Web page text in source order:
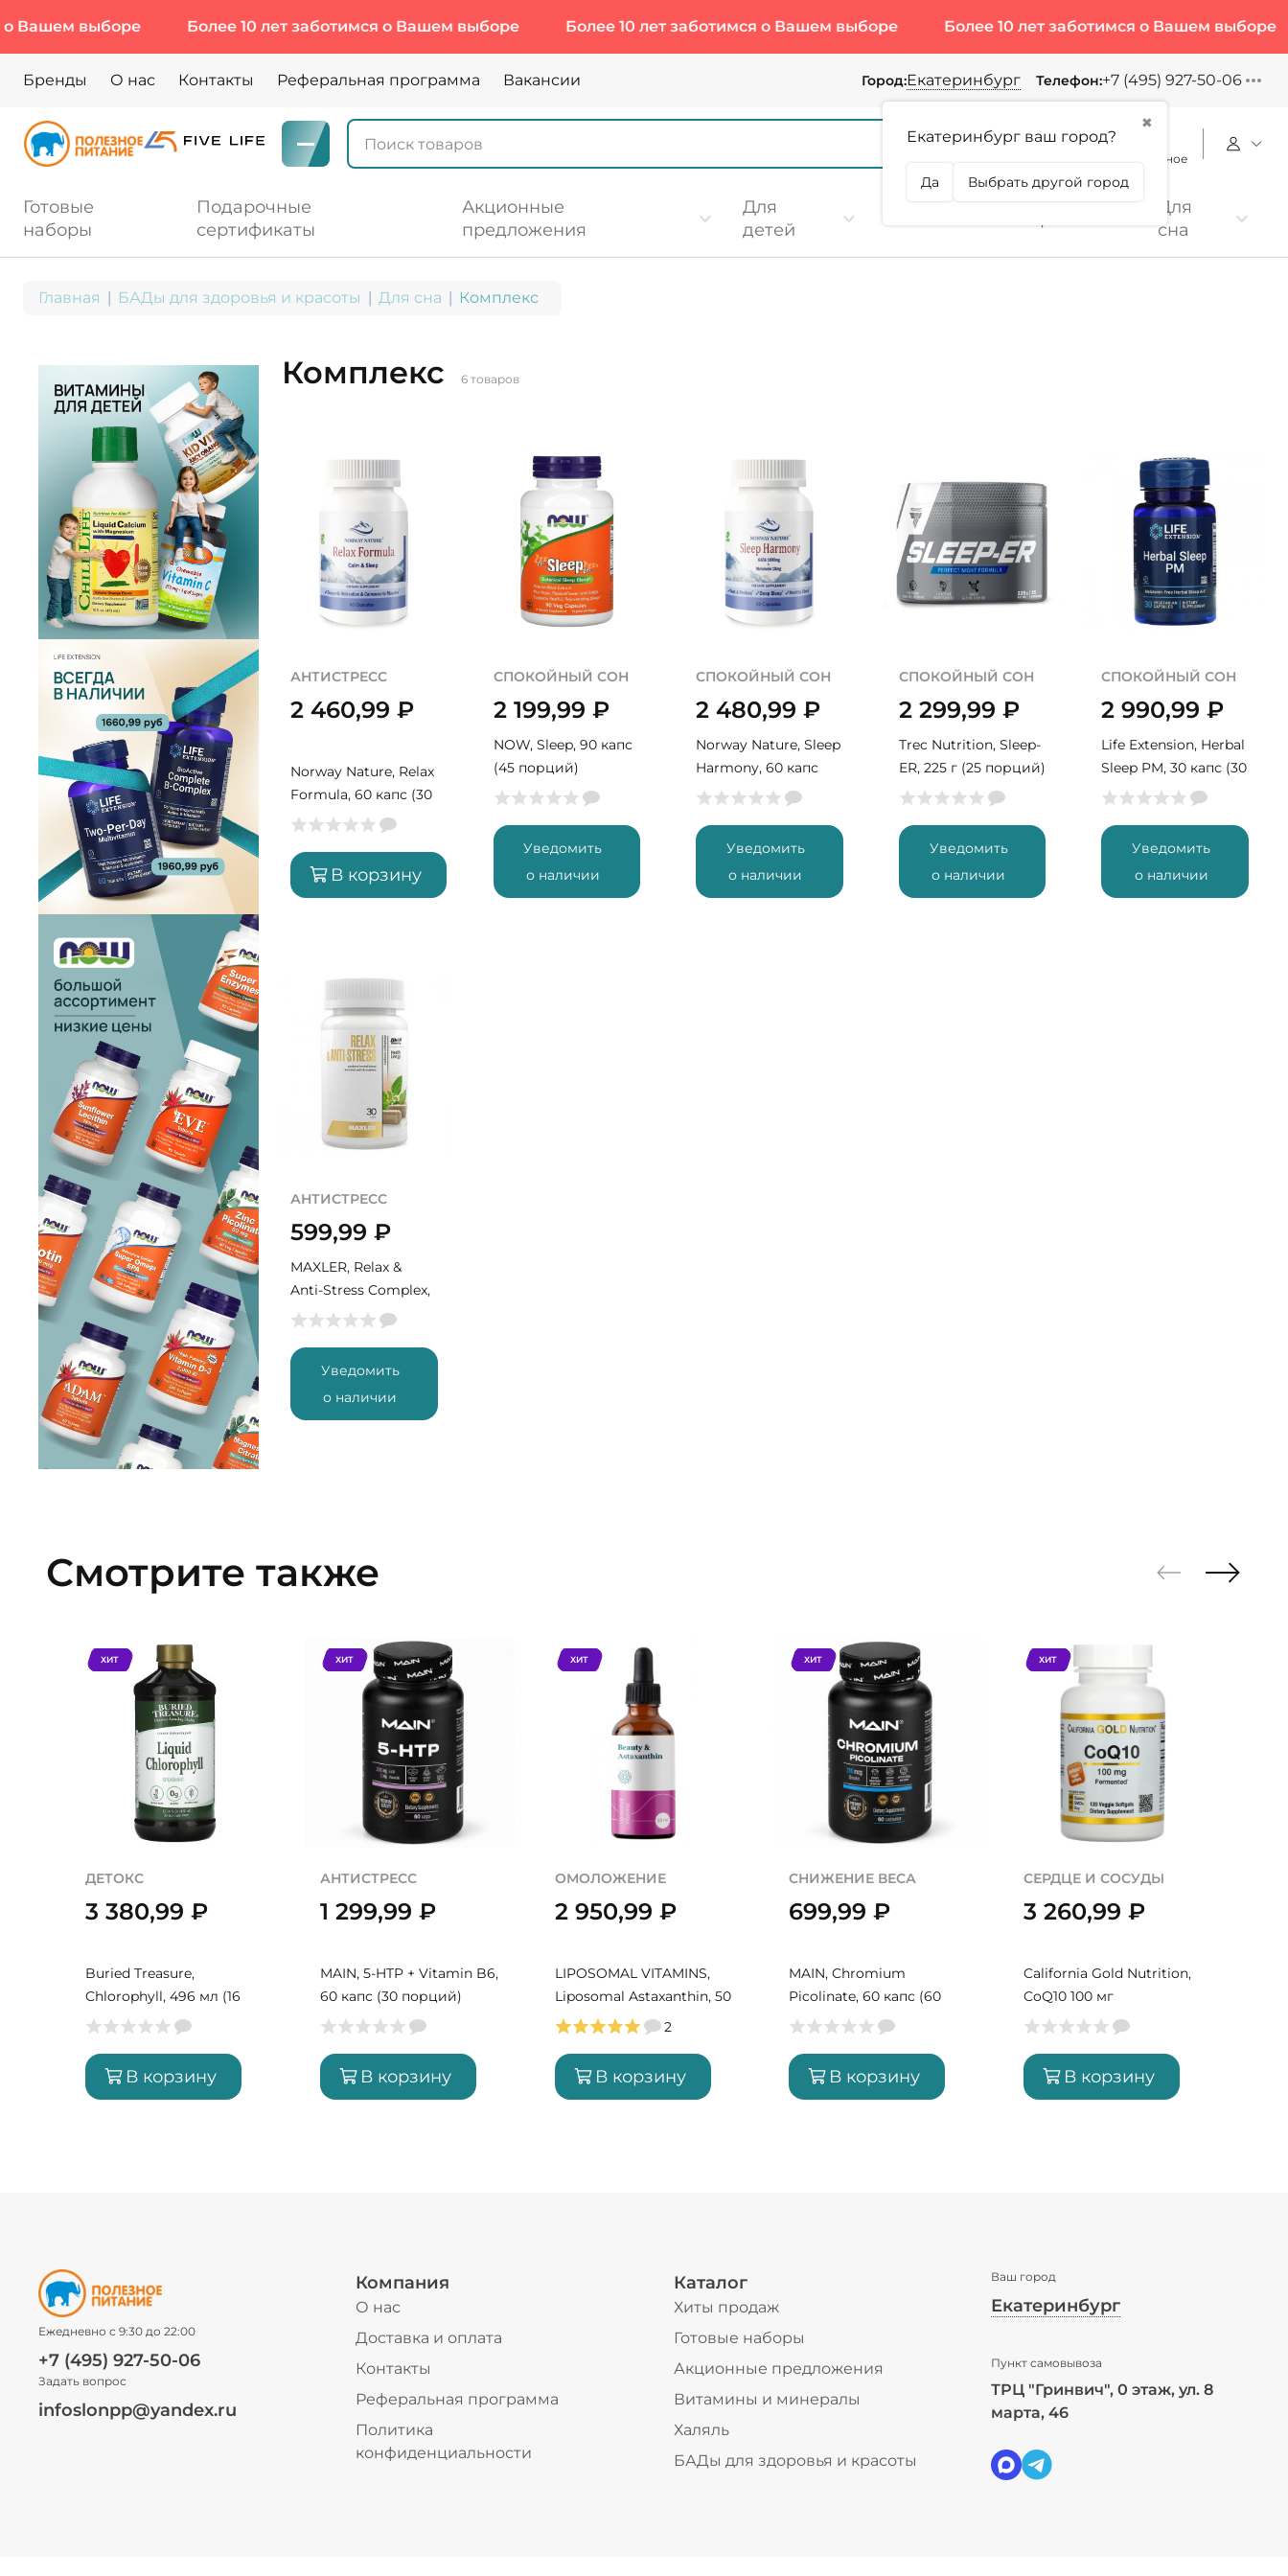
выборе Более 10 лет заботимся о Вашем выборе Более 10 лет заботимся о Вашем выборе Более 10 лет заботимся о Вашем выборе
Бренды О нас Контакты Реферальная программа Вакансии Город:Екатеринбург
✖
Екатеринбург ваш город?
Да Выбрать другой город
Телефон:+7 (495) 927-50-06
Избранное
Готовые
наборы
Подарочные
сертификаты
Акционные
предложения
Для
детей
Для
сна
Главная БАДы для здоровья и красоты Для сна Комплекс
Комплекс 6 товаров
АНТИСТРЕСС
2 460,99 ₽
Norway Nature, Relax
Formula, 60 капс (30
порций)
В корзину
СПОКОЙНЫЙ СОН
2 199,99 ₽
NOW, Sleep, 90 капс
(45 порций)
Уведомить
о наличии
СПОКОЙНЫЙ СОН
2 480,99₽
Norway Nature, Sleep
Harmony, 60 капс
(30 порций)
Уведомить
о наличии
СПОКОЙНЫЙ СОН
2 299,99 ₽
Trec Nutrition, Sleep-
ER, 225 г (25 порций)
Уведомить
о наличии
СПОКОЙНЫЙ СОН
2 990,99₽
Life Extension, Herbal
Sleep PM, 30 капс (30
порций)
Уведомить
о наличии
АНТИСТРЕСС
599,99 ₽
MAXLER, Relax &
Anti-Stress Complex,
30 капс (30 порций)
Уведомить
о наличии
Смотрите также
ХИТ
ДЕТОКС
3 380,99 ₽
Buried Treasure,
Chlorophyll, 496 мл (16
порций)
В корзину
ХИТ
АНТИСТРЕСС
1 299,99 ₽
MAIN, 5-HTP + Vitamin B6,
60 капс (30 порций)
В корзину
ХИТ
ОМОЛОЖЕНИЕ
2 950,99 ₽
LIPOSOMAL VITAMINS,
Liposomal Astaxanthin, 50
мл (50 порций) 2
В корзину
ХИТ
СНИЖЕНИЕ ВЕСА
699,99₽
MAIN, Chromium
Picolinate, 60 капс (60
порций)
В корзину
ХИТ
СЕРДЦЕ И СОСУДЫ
3 260,99₽
California Gold Nutrition,
CoQ10 100 мг
В корзину
Ежедневно с 9:30 до 22:00
+7 (495) 927-50-06
Задать вопрос
infoslonpp@yandex.ru
Компания
О нас
Доставка и оплата
Контакты
Реферальная программа
Политика
конфиденциальности
Каталог
Хиты продаж
Готовые наборы
Акционные предложения
Витамины и минералы
Халяль
БАДы для здоровья и красоты
Ваш город
Екатеринбург
Екатеринбург ваш город?
Да Выбрать другой город
Пункт самовывоза
ТРЦ "Гринвич", 0 этаж, ул. 8
марта, 46